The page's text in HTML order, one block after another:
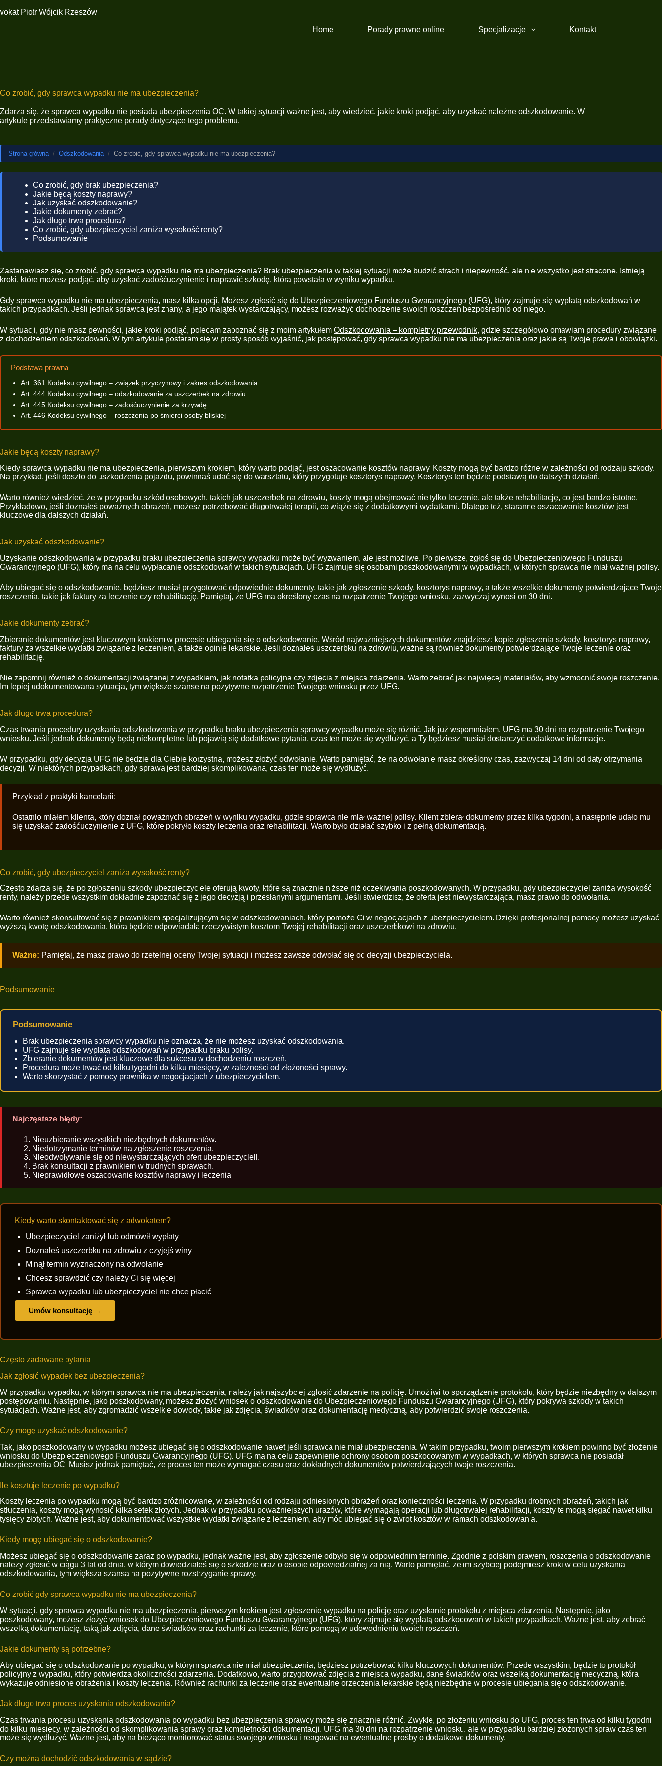
Home Porady prawne online Specjalizacje Kontakt
Co zrobić, gdy sprawca wypadku nie ma ubezpieczenia?
Zdarza się, że sprawca wypadku nie posiada ubezpieczenia OC. W takiej sytuacji ważne jest, aby wiedzieć, jakie kroki podjąć, aby uzyskać należne odszkodowanie. W
artykule przedstawiamy praktyczne porady dotyczące tego problemu.
Strona główna / Odszkodowania / Co zrobić, gdy sprawca wypadku nie ma ubezpieczenia?
Co zrobić, gdy brak ubezpieczenia?
Jakie będą koszty naprawy?
Jak uzyskać odszkodowanie?
Jakie dokumenty zebrać?
Jak długo trwa procedura?
Co zrobić, gdy ubezpieczyciel zaniża wysokość renty?
Podsumowanie
Zastanawiasz się, co zrobić, gdy sprawca wypadku nie ma ubezpieczenia? Brak ubezpieczenia w takiej sytuacji może budzić strach i niepewność, ale nie wszystko jest stracone. Istnieją
kroki, które możesz podjąć, aby uzyskać zadośćuczynienie i naprawić szkodę, która powstała w wyniku wypadku.
Gdy sprawca wypadku nie ma ubezpieczenia, masz kilka opcji. Możesz zgłosić się do Ubezpieczeniowego Funduszu Gwarancyjnego (UFG), który zajmuje się wypłatą odszkodowań w
takich przypadkach. Jeśli jednak sprawca jest znany, a jego majątek wystarczający, możesz rozważyć dochodzenie swoich roszczeń bezpośrednio od niego.
W sytuacji, gdy nie masz pewności, jakie kroki podjąć, polecam zapoznać się z moim artykułem Odszkodowania – kompletny przewodnik, gdzie szczegółowo omawiam procedury związane
z dochodzeniem odszkodowań. W tym artykule postaram się w prosty sposób wyjaśnić, jak postępować, gdy sprawca wypadku nie ma ubezpieczenia oraz jakie są Twoje prawa i obowiązki.
Podstawa prawna
Art. 361 Kodeksu cywilnego – związek przyczynowy i zakres odszkodowania
Art. 444 Kodeksu cywilnego – odszkodowanie za uszczerbek na zdrowiu
Art. 445 Kodeksu cywilnego – zadośćuczynienie za krzywdę
Art. 446 Kodeksu cywilnego – roszczenia po śmierci osoby bliskiej
Jakie będą koszty naprawy?
Kiedy sprawca wypadku nie ma ubezpieczenia, pierwszym krokiem, który warto podjąć, jest oszacowanie kosztów naprawy. Koszty mogą być bardzo różne w zależności od rodzaju szkody.
Na przykład, jeśli doszło do uszkodzenia pojazdu, powinnaś udać się do warsztatu, który przygotuje kosztorys naprawy. Kosztorys ten będzie podstawą do dalszych działań.
Warto również wiedzieć, że w przypadku szkód osobowych, takich jak uszczerbek na zdrowiu, koszty mogą obejmować nie tylko leczenie, ale także rehabilitację, co jest bardzo istotne.
Przykładowo, jeśli doznałeś poważnych obrażeń, możesz potrzebować długotrwałej terapii, co wiąże się z dodatkowymi wydatkami. Dlatego też, staranne oszacowanie kosztów jest
kluczowe dla dalszych działań.
Jak uzyskać odszkodowanie?
Uzyskanie odszkodowania w przypadku braku ubezpieczenia sprawcy wypadku może być wyzwaniem, ale jest możliwe. Po pierwsze, zgłoś się do Ubezpieczeniowego Funduszu
Gwarancyjnego (UFG), który ma na celu wypłacanie odszkodowań w takich sytuacjach. UFG zajmuje się osobami poszkodowanymi w wypadkach, w których sprawca nie miał ważnej polisy.
Aby ubiegać się o odszkodowanie, będziesz musiał przygotować odpowiednie dokumenty, takie jak zgłoszenie szkody, kosztorys naprawy, a także wszelkie dokumenty potwierdzające Twoje
roszczenia, takie jak faktury za leczenie czy rehabilitację. Pamiętaj, że UFG ma określony czas na rozpatrzenie Twojego wniosku, zazwyczaj wynosi on 30 dni.
Jakie dokumenty zebrać?
Zbieranie dokumentów jest kluczowym krokiem w procesie ubiegania się o odszkodowanie. Wśród najważniejszych dokumentów znajdziesz: kopie zgłoszenia szkody, kosztorys naprawy,
faktury za wszelkie wydatki związane z leczeniem, a także opinie lekarskie. Jeśli doznałeś uszczerbku na zdrowiu, ważne są również dokumenty potwierdzające Twoje leczenie oraz
rehabilitację.
Nie zapomnij również o dokumentacji związanej z wypadkiem, jak notatka policyjna czy zdjęcia z miejsca zdarzenia. Warto zebrać jak najwięcej materiałów, aby wzmocnić swoje roszczenie.
Im lepiej udokumentowana sytuacja, tym większe szanse na pozytywne rozpatrzenie Twojego wniosku przez UFG.
Jak długo trwa procedura?
Czas trwania procedury uzyskania odszkodowania w przypadku braku ubezpieczenia sprawcy wypadku może się różnić. Jak już wspomniałem, UFG ma 30 dni na rozpatrzenie Twojego
wniosku. Jeśli jednak dokumenty będą niekompletne lub pojawią się dodatkowe pytania, czas ten może się wydłużyć, a Ty będziesz musiał dostarczyć dodatkowe informacje.
W przypadku, gdy decyzja UFG nie będzie dla Ciebie korzystna, możesz złożyć odwołanie. Warto pamiętać, że na odwołanie masz określony czas, zazwyczaj 14 dni od daty otrzymania
decyzji. W niektórych przypadkach, gdy sprawa jest bardziej skomplikowana, czas ten może się wydłużyć.
Przykład z praktyki kancelarii:
Ostatnio miałem klienta, który doznał poważnych obrażeń w wyniku wypadku, gdzie sprawca nie miał ważnej polisy. Klient zbierał dokumenty przez kilka tygodni, a następnie udało mu
się uzyskać zadośćuczynienie z UFG, które pokryło koszty leczenia oraz rehabilitacji. Warto było działać szybko i z pełną dokumentacją.
Co zrobić, gdy ubezpieczyciel zaniża wysokość renty?
Często zdarza się, że po zgłoszeniu szkody ubezpieczyciele oferują kwoty, które są znacznie niższe niż oczekiwania poszkodowanych. W przypadku, gdy ubezpieczyciel zaniża wysokość
renty, należy przede wszystkim dokładnie zapoznać się z jego decyzją i przesłanymi argumentami. Jeśli stwierdzisz, że oferta jest niewystarczająca, masz prawo do odwołania.
Warto również skonsultować się z prawnikiem specjalizującym się w odszkodowaniach, który pomoże Ci w negocjacjach z ubezpieczycielem. Dzięki profesjonalnej pomocy możesz uzyskać
wyższą kwotę odszkodowania, która będzie odpowiadała rzeczywistym kosztom Twojej rehabilitacji oraz uszczerbkowi na zdrowiu.
Ważne: Pamiętaj, że masz prawo do rzetelnej oceny Twojej sytuacji i możesz zawsze odwołać się od decyzji ubezpieczyciela.
Podsumowanie
Podsumowanie
Brak ubezpieczenia sprawcy wypadku nie oznacza, że nie możesz uzyskać odszkodowania.
UFG zajmuje się wypłatą odszkodowań w przypadku braku polisy.
Zbieranie dokumentów jest kluczowe dla sukcesu w dochodzeniu roszczeń.
Procedura może trwać od kilku tygodni do kilku miesięcy, w zależności od złożoności sprawy.
Warto skorzystać z pomocy prawnika w negocjacjach z ubezpieczycielem.
Najczęstsze błędy:
Nieuzbieranie wszystkich niezbędnych dokumentów.
Niedotrzymanie terminów na zgłoszenie roszczenia.
Nieodwoływanie się od niewystarczających ofert ubezpieczycieli.
Brak konsultacji z prawnikiem w trudnych sprawach.
Nieprawidłowe oszacowanie kosztów naprawy i leczenia.
Kiedy warto skontaktować się z adwokatem?
Ubezpieczyciel zaniżył lub odmówił wypłaty
Doznałeś uszczerbku na zdrowiu z czyjejś winy
Minął termin wyznaczony na odwołanie
Chcesz sprawdzić czy należy Ci się więcej
Sprawca wypadku lub ubezpieczyciel nie chce płacić
Umów konsultację →
Często zadawane pytania
Jak zgłosić wypadek bez ubezpieczenia?
W przypadku wypadku, w którym sprawca nie ma ubezpieczenia, należy jak najszybciej zgłosić zdarzenie na policję. Umożliwi to sporządzenie protokołu, który będzie niezbędny w dalszym
postępowaniu. Następnie, jako poszkodowany, możesz złożyć wniosek o odszkodowanie do Ubezpieczeniowego Funduszu Gwarancyjnego (UFG), który pokrywa szkody w takich
sytuacjach. Ważne jest, aby zgromadzić wszelkie dowody, takie jak zdjęcia, świadków oraz dokumentację medyczną, aby potwierdzić swoje roszczenia.
Czy mogę uzyskać odszkodowanie?
Tak, jako poszkodowany w wypadku możesz ubiegać się o odszkodowanie nawet jeśli sprawca nie miał ubezpieczenia. W takim przypadku, twoim pierwszym krokiem powinno być złożenie
wniosku do Ubezpieczeniowego Funduszu Gwarancyjnego (UFG). UFG ma na celu zapewnienie ochrony osobom poszkodowanym w wypadkach, w których sprawca nie posiadał
ubezpieczenia OC. Musisz jednak pamiętać, że proces ten może wymagać czasu oraz dokładnych dokumentów potwierdzających twoje roszczenia.
Ile kosztuje leczenie po wypadku?
Koszty leczenia po wypadku mogą być bardzo zróżnicowane, w zależności od rodzaju odniesionych obrażeń oraz konieczności leczenia. W przypadku drobnych obrażeń, takich jak
stłuczenia, koszty mogą wynosić kilka setek złotych. Jednak w przypadku poważniejszych urazów, które wymagają operacji lub długotrwałej rehabilitacji, koszty te mogą sięgać nawet kilku
tysięcy złotych. Ważne jest, aby dokumentować wszystkie wydatki związane z leczeniem, aby móc ubiegać się o zwrot kosztów w ramach odszkodowania.
Kiedy mogę ubiegać się o odszkodowanie?
Możesz ubiegać się o odszkodowanie zaraz po wypadku, jednak ważne jest, aby zgłoszenie odbyło się w odpowiednim terminie. Zgodnie z polskim prawem, roszczenia o odszkodowanie
należy zgłosić w ciągu 3 lat od dnia, w którym dowiedziałeś się o szkodzie oraz o osobie odpowiedzialnej za nią. Warto pamiętać, że im szybciej podejmiesz kroki w celu uzyskania
odszkodowania, tym większa szansa na pozytywne rozstrzyganie sprawy.
Co zrobić gdy sprawca wypadku nie ma ubezpieczenia?
W sytuacji, gdy sprawca wypadku nie ma ubezpieczenia, pierwszym krokiem jest zgłoszenie wypadku na policję oraz uzyskanie protokołu z miejsca zdarzenia. Następnie, jako
poszkodowany, możesz złożyć wniosek do Ubezpieczeniowego Funduszu Gwarancyjnego (UFG), który zajmuje się wypłatą odszkodowań w takich przypadkach. Ważne jest, aby zebrać
wszelką dokumentację, taką jak zdjęcia, dane świadków oraz rachunki za leczenie, które pomogą w udowodnieniu twoich roszczeń.
Jakie dokumenty są potrzebne?
Aby ubiegać się o odszkodowanie po wypadku, w którym sprawca nie miał ubezpieczenia, będziesz potrzebować kilku kluczowych dokumentów. Przede wszystkim, będzie to protokół
policyjny z wypadku, który potwierdza okoliczności zdarzenia. Dodatkowo, warto przygotować zdjęcia z miejsca wypadku, dane świadków oraz wszelką dokumentację medyczną, która
wykazuje odniesione obrażenia i koszty leczenia. Również rachunki za leczenie oraz ewentualne orzeczenia lekarskie będą niezbędne w procesie ubiegania się o odszkodowanie.
Jak długo trwa proces uzyskania odszkodowania?
Czas trwania procesu uzyskania odszkodowania po wypadku bez ubezpieczenia sprawcy może się znacznie różnić. Zwykle, po złożeniu wniosku do UFG, proces ten trwa od kilku tygodni
do kilku miesięcy, w zależności od skomplikowania sprawy oraz kompletności dokumentacji. UFG ma 30 dni na rozpatrzenie wniosku, ale w przypadku bardziej złożonych spraw czas ten
może się wydłużyć. Ważne jest, aby na bieżąco monitorować status swojego wniosku i reagować na ewentualne prośby o dodatkowe dokumenty.
Czy można dochodzić odszkodowania w sądzie?